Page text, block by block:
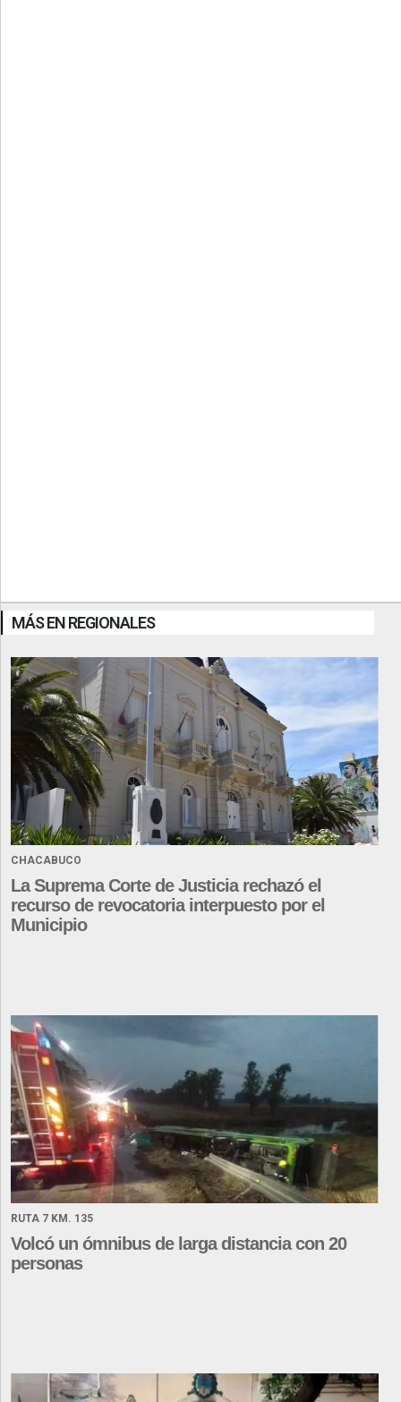
MÁS EN REGIONALES
CHACABUCO
La Suprema Corte de Justicia rechazó el
recurso de revocatoria interpuesto por el
Municipio
RUTA 7 KM. 135
Volcó un ómnibus de larga distancia con 20
personas